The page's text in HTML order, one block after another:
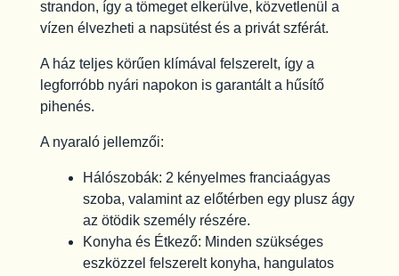
strandon, így a tömeget elkerülve, közvetlenül a
vízen élvezheti a napsütést és a privát szférát.
A ház teljes körűen klímával felszerelt, így a
legforróbb nyári napokon is garantált a hűsítő
pihenés.
A nyaraló jellemzői:
Hálószobák: 2 kényelmes franciaágyas
szoba, valamint az előtérben egy plusz ágy
az ötödik személy részére.
Konyha és Étkező: Minden szükséges
eszközzel felszerelt konyha, hangulatos